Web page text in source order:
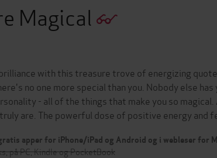
Magical
with this treasure trove of energizing
no one more special than you. Nobody else
- all of the things that make you so
are. The powerful dose of positive energy and
apper for iPhone/iPad og Android og i webleser for
på PC, Kindle og PocketBook